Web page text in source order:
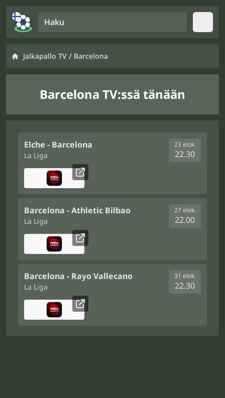
Jalkapallo TV / Barcelona
Barcelona TV:ssä tänään
Elche - Barcelona
La Liga
23 elok.
22.30
Barcelona - Athletic Bilbao
La Liga
27 elok.
22.00
Barcelona - Rayo Vallecano
La Liga
31 elok.
22.30